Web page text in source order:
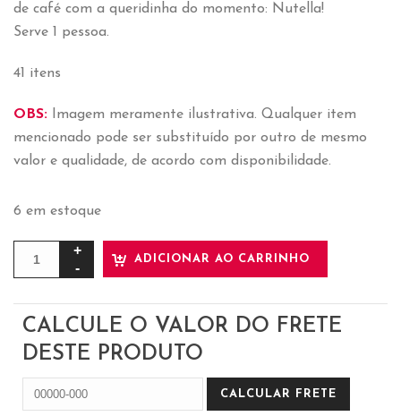
de café com a queridinha do momento: Nutella!
Serve 1 pessoa.
41 itens
OBS: Imagem meramente ilustrativa. Qualquer item
mencionado pode ser substituído por outro de mesmo
valor e qualidade, de acordo com disponibilidade.
6 em estoque
ADICIONAR AO CARRINHO
CALCULE O VALOR DO FRETE
DESTE PRODUTO